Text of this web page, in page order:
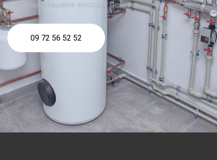
Installation chaudière électrique Gonesse
09 72 56 52 52